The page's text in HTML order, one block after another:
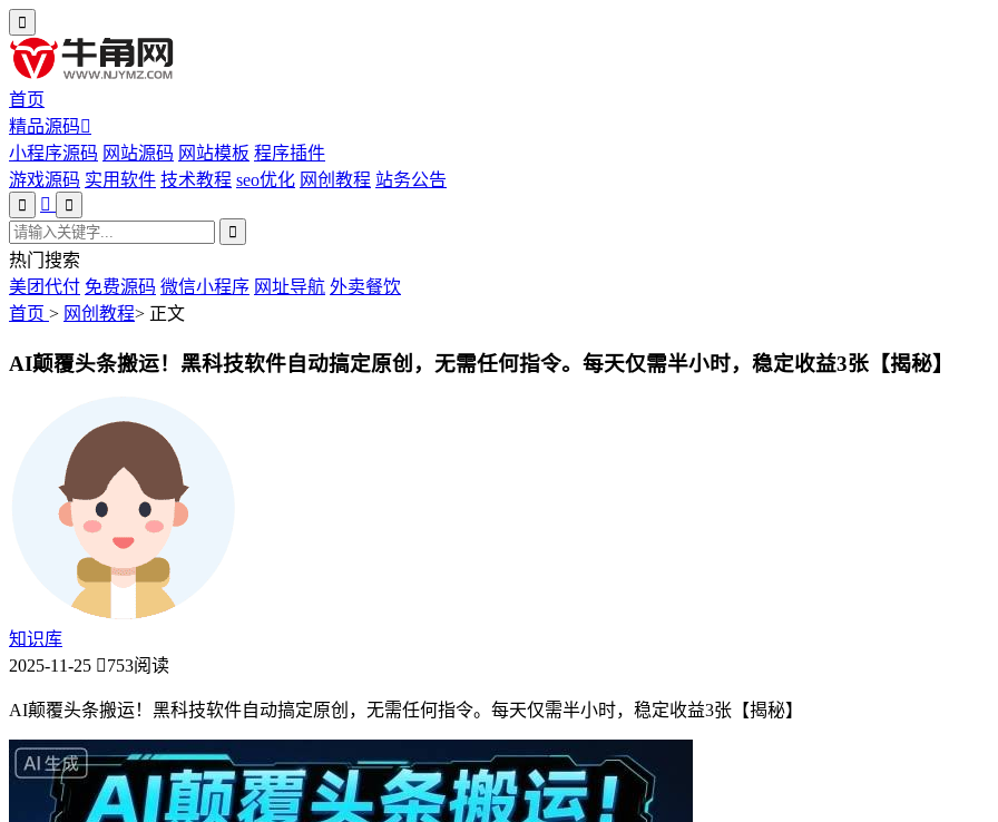
首页
精品源码
小程序源码 网站源码 网站模板 程序插件
游戏源码 实用软件 技术教程 seo优化 网创教程 站务公告
热门搜索
美团代付 免费源码 微信小程序 网址导航 外卖餐饮
首页 > 网创教程> 正文
AI颠覆头条搬运！黑科技软件自动搞定原创，无需任何指令。每天仅需半小时，稳定收益3张【揭秘】
知识库
2025-11-25
753阅读
AI颠覆头条搬运！黑科技软件自动搞定原创，无需任何指令。每天仅需半小时，稳定收益3张【揭秘】